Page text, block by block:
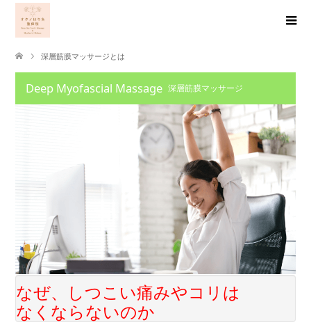
深層筋膜マッサージとは
Deep Myofascial Massage 深層筋膜マッサージ
なぜ、しつこい痛みやコリは
なくならないのか